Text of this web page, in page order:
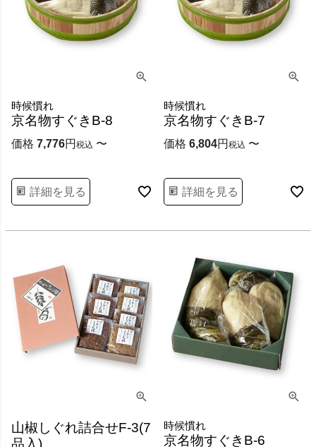
時候慣れ
京名物すぐきB-8
価格 7,776 税込 〜
詳細を見る
時候慣れ
京名物すぐきB-7
価格 6,804 税込 〜
詳細を見る
山椒しぐれ詰合せF-3(7
品入)
時候慣れ
京名物すぐきB-6